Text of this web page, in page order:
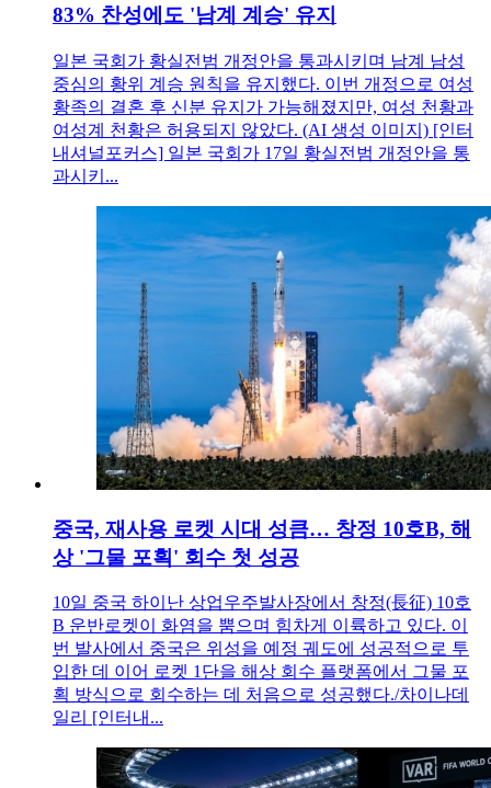
83% 찬성에도 '남계 계승' 유지
일본 국회가 황실전범 개정안을 통과시키며 남계 남성
중심의 황위 계승 원칙을 유지했다. 이번 개정으로 여성
황족의 결혼 후 신분 유지가 가능해졌지만, 여성 천황과
여성계 천황은 허용되지 않았다. (AI 생성 이미지) [인터
내셔널포커스] 일본 국회가 17일 황실전범 개정안을 통
과시키...
중국, 재사용 로켓 시대 성큼… 창정 10호B, 해
상 '그물 포획' 회수 첫 성공
10일 중국 하이난 상업우주발사장에서 창정(長征) 10호
B 운반로켓이 화염을 뿜으며 힘차게 이륙하고 있다. 이
번 발사에서 중국은 위성을 예정 궤도에 성공적으로 투
입한 데 이어 로켓 1단을 해상 회수 플랫폼에서 그물 포
획 방식으로 회수하는 데 처음으로 성공했다./차이나데
일리 [인터내...